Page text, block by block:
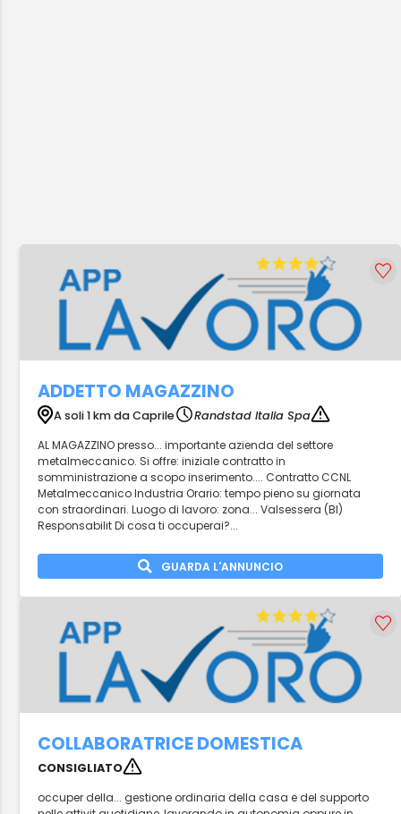
ADDETTO MAGAZZINO
A soli 1 km da Caprile
Randstad Italia Spa
AL MAGAZZINO presso... importante azienda del settore
metalmeccanico. Si offre: iniziale contratto in
somministrazione a scopo inserimento.... Contratto CCNL
Metalmeccanico Industria Orario: tempo pieno su giornata
con straordinari. Luogo di lavoro: zona... Valsessera (BI)
Responsabilit Di cosa ti occuperai?...
GUARDA L'ANNUNCIO
COLLABORATRICE DOMESTICA
CONSIGLIATO
occuper della... gestione ordinaria della casa e del supporto